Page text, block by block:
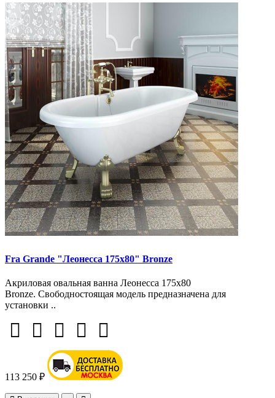
Fra Grande "Леонесса 175х80" Bronze
Акриловая овальная ванна Леонесса 175х80
Bronze. Свободностоящая модель предназначена для
установки ..
113 250 ₽